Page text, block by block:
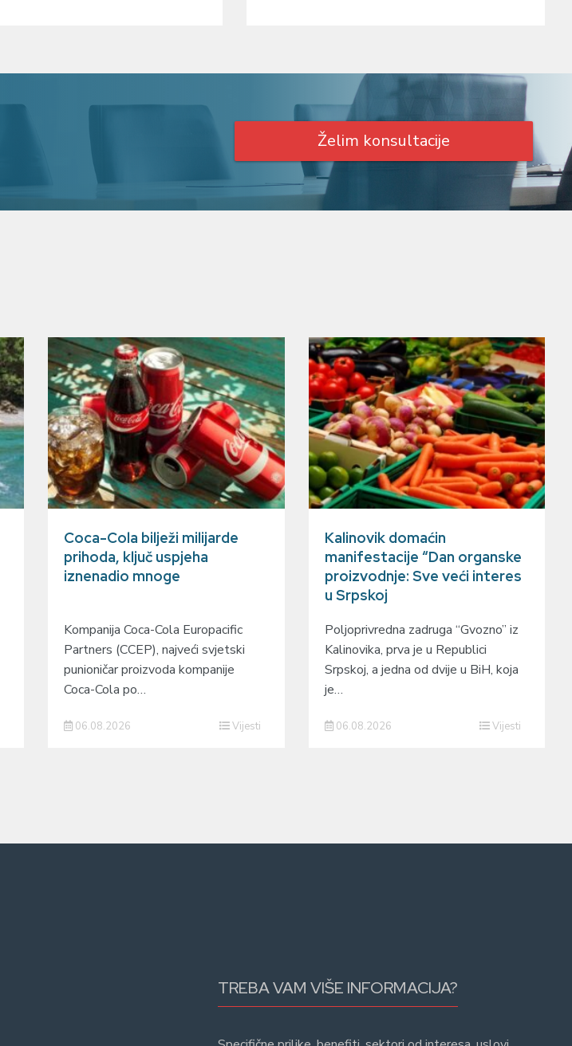
Želim konsultacije
Coca-Cola bilježi milijarde
prihoda, ključ uspjeha
iznenadio mnoge
Kompanija Coca-Cola Europacific
Partners (CCEP), najveći svjetski
punioničar proizvoda kompanije
Coca-Cola po…
06.08.2026 Vijesti
Kalinovik domaćin
manifestacije “Dan organske
proizvodnje: Sve veći interes
u Srpskoj
Poljoprivredna zadruga “Gvozno” iz
Kalinovika, prva je u Republici
Srpskoj, a jedna od dvije u BiH, koja
je…
06.08.2026 Vijesti
TREBA VAM VIŠE INFORMACIJA?